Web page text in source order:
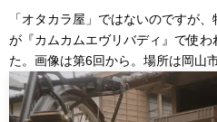
「オタカラ屋」ではないのですが
が『カムカムエヴリバディ』で使
た。画像は第6回から。場所は岡山